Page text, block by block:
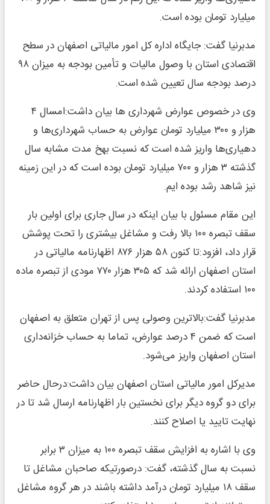
میلیارد تومان بوده است.
مدبرنیا گفت: جایگاه اداره کل امور مالیاتی اصفهان در سطح
اقتصادی استان با وصول مالیات و تأمین بودجه به میزان ۹۸
درصد بودجه سال تعیین شده است.
وی در خصوص عوارض شهرداری ها بیان داشت:امسال ۴
هزار و ۳۰۰ میلیارد تومان عوارض به حساب شهرداری‌ها و
دهیاری‌ها واریز شده است که نسبت بهخ مدت مشابه سال
گذشته ۳ هزار و ۷۰۰ میلیارد تومان بوده است که در این زمینه
نیز شاهد رشد بوده ایم.
این مقام مسئول با بیان اینکه در سال جاری برای اولین بار
سقف تبصره ۱۰۰ بالا رفت و مشاغل بیشتری را تحت پوشش
قرار داد، افزود:تا کنون ۵۸ هزار ۸۷۶ اظهارنامه مالیاتی در
استان اصفهان ارائه شد که ۳۰۵ هزار ۷۷۰ مودی از تبصره ماده
۱۰۰ استفاده کردند.
مدبرنیا گفت:بالاترین وصولی پس از تهران متعلق به اصفهان
است که ضمن ۴ درصد عوارض، تماما به حساب خزانه‌داری
استان اصفهان واریز می‌شود.
مدیرکل امور مالیاتی استان اصفهان بیان داشت:درحال حاضر
برای دو گروه دیگر برای نخستین بار اظهارنامه ارسال شد تا در
نهایت تایید یا اصلاح کنند.
وی با اشاره به افزایش سقف تبصره ۱۰۰ به میزان ۳ برابر
نسبت به سال گذشته، گفت: درصورتیکه صاحبان مشاغل تا
سقف ۱۸ میلیارد تومان درآمد داشته باشند در هر گروه مشاغل